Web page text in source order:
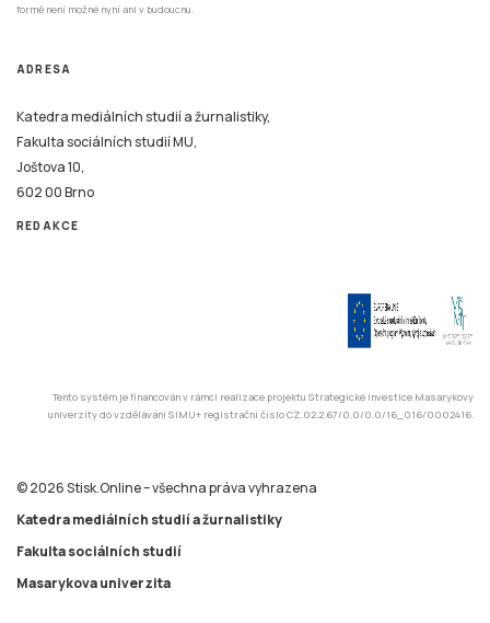
formě není možné nyní ani v budoucnu.
ADRESA
Katedra mediálních studií a žurnalistiky,
Fakulta sociálních studií MU,
Joštova 10,
602 00 Brno
REDAKCE
Tento systém je financován v rámci realizace projektu Strategické investice Masarykovy
univerzity do vzdělávání SIMU+ registrační číslo CZ.02.2.67/0.0/0.0/16_016/0002416.
© 2026 Stisk.Online – všechna práva vyhrazena
Katedra mediálních studií a žurnalistiky
Fakulta sociálních studií
Masarykova univerzita